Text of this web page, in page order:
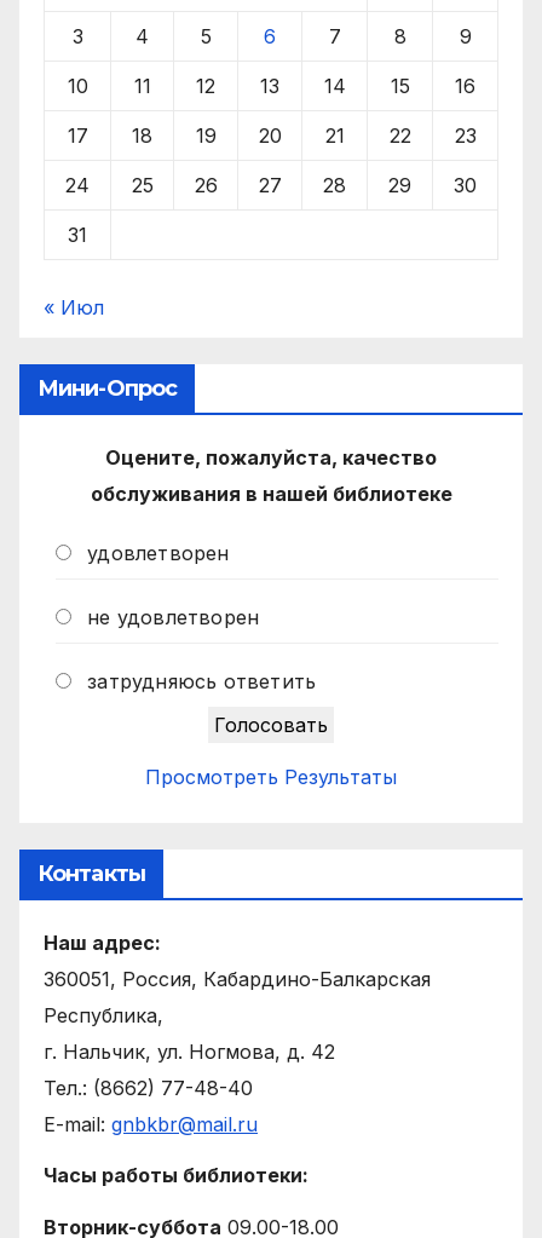
3 4 5 6 7 8 9
10 11 12 13 14 15 16
17 18 19 20 21 22 23
24 25 26 27 28 29 30
31
« Июл
Мини-Опрос
Оцените, пожалуйста, качество
обслуживания в нашей библиотеке
удовлетворен
не удовлетворен
затрудняюсь ответить
Просмотреть Результаты
Контакты
Наш адрес:
360051, Россия, Кабардино-Балкарская
Республика,
г. Нальчик, ул. Ногмова, д. 42
Тел.: (8662) 77-48-40
E-mail: gnbkbr@mail.ru
Часы работы библиотеки:
Вторник-суббота 09.00-18.00